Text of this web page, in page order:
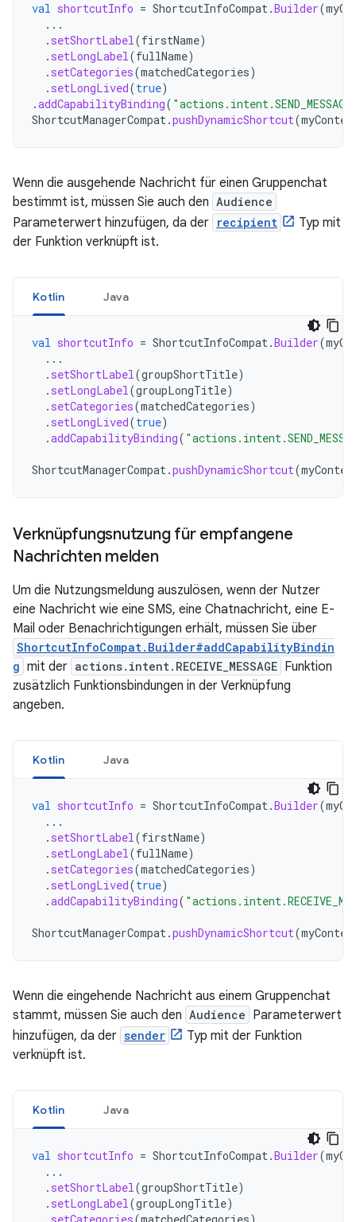
val shortcutInfo = ShortcutInfoCompat.Builder(
...
. setShortLabel(firstName)
. setLongLabel(fullName)
. setCategories(matchedCategories)
. setLongLived(true)
.addCapabilityBinding(
ShortcutManagerCompat.pushDynamicShortcut(
Wenn die ausgehende Nachricht für einen Gruppenchat
bestimmt ist, müssen Sie auch den Audience
Parameterwert hinzufügen, da der recipient
Typ mit
der Funktion verknüpft ist.
Kotlin Java
val shortcutInfo = ShortcutInfoCompat.Builder(
...
. setShortLabel(groupShortTitle)
. setLongLabel(groupLongTitle)
. setCategories(matchedCategories)
. setLongLived(true)
.addCapabilityBinding(
ShortcutManagerCompat.pushDynamicShortcut(
Verknüpfungsnutzung für empfangene
Nachrichten melden
Um die Nutzungsmeldung auszulösen, wenn der Nutzer
eine Nachricht wie eine SMS, eine Chatnachricht, eine E-
Mail oder Benachrichtigungen erhält, müssen Sie über
ShortcutInfoCompat.Builder#addCapabilityBindin
g mit der actions.intent.RECEIVE_MESSAGE Funktion
zusätzlich Funktionsbindungen in der Verknüpfung
angeben.
Kotlin Java
val shortcutInfo = ShortcutInfoCompat.Builder(
...
. setShortLabel(firstName)
. setLongLabel(fullName)
. setCategories(matchedCategories)
. setLongLived(true)
.addCapabilityBinding(
ShortcutManagerCompat.pushDynamicShortcut(
Wenn die eingehende Nachricht aus einem Gruppenchat
stammt, müssen Sie auch den Audience Parameterwert
hinzufügen, da der sender
Typ mit der Funktion
verknüpft ist.
Kotlin Java
val shortcutInfo = ShortcutInfoCompat.Builder(
...
. setShortLabel(groupShortTitle)
. setLongLabel(groupLongTitle)